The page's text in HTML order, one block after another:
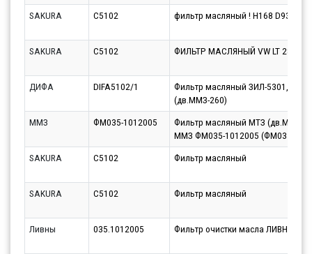
SAKURA
C5102 фильтр масляный ! H168 D93 3/
SAKURA C5102 ФИЛЬТР МАСЛЯНЫЙ VW LT 28-35 -
ДИФА DIFA5102/1
Фильтр масляный ЗИЛ-5301,
(дв.ММЗ-260)
ММЗ
ФМ035-1012005
Фильтр масляный МТЗ (дв.ММЗ-
ММЗ ФМ035-1012005 (ФМ035-
SAKURA
C5102 Фильтр масляный
SAKURA C5102 Фильтр масляный
Ливны 035.1012005 Фильтр очистки масла ЛИВНЫ